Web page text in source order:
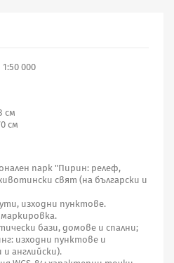
000
см
см
парк "Пирин: релеф,
свят (на български и
изходни пунктове.
бази, домове и спални;
изходни пунктове и
английски).